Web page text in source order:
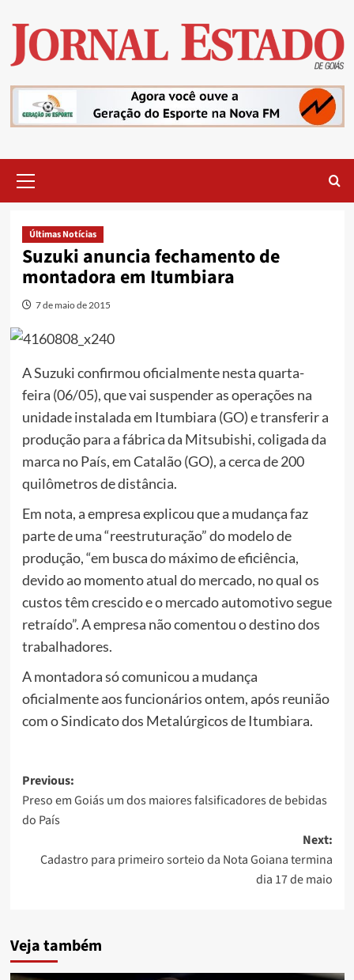
content
Menu
Últimas Notícias
Suzuki anuncia fechamento de
montadora em Itumbiara
7 de maio de 2015
A Suzuki confirmou oficialmente nesta quarta-
feira (06/05), que vai suspender as operações na
unidade instalada em Itumbiara (GO) e transferir a
produção para a fábrica da Mitsubishi, coligada da
marca no País, em Catalão (GO), a cerca de 200
quilômetros de distância.
Em nota, a empresa explicou que a mudança faz
parte de uma “reestruturação” do modelo de
produção, “em busca do máximo de eficiência,
devido ao momento atual do mercado, no qual os
custos têm crescido e o mercado automotivo segue
retraído”. A empresa não comentou o destino dos
trabalhadores.
A montadora só comunicou a mudança
oficialmente aos funcionários ontem, após reunião
com o Sindicato dos Metalúrgicos de Itumbiara.
Post
navigation
Previous:
Preso em Goiás um dos maiores falsificadores de bebidas
do País
Next:
Cadastro para primeiro sorteio da Nota Goiana termina
dia 17 de maio
Veja também